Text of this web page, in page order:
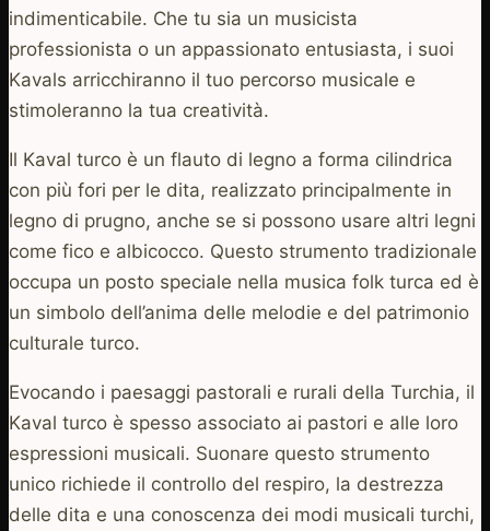
indimenticabile. Che tu sia un musicista
professionista o un appassionato entusiasta, i suoi
Kavals arricchiranno il tuo percorso musicale e
stimoleranno la tua creatività.
Il Kaval turco è un flauto di legno a forma cilindrica
con più fori per le dita, realizzato principalmente in
legno di prugno, anche se si possono usare altri legni
come fico e albicocco. Questo strumento tradizionale
occupa un posto speciale nella musica folk turca ed è
un simbolo dell’anima delle melodie e del patrimonio
culturale turco.
Evocando i paesaggi pastorali e rurali della Turchia, il
Kaval turco è spesso associato ai pastori e alle loro
espressioni musicali. Suonare questo strumento
unico richiede il controllo del respiro, la destrezza
delle dita e una conoscenza dei modi musicali turchi,